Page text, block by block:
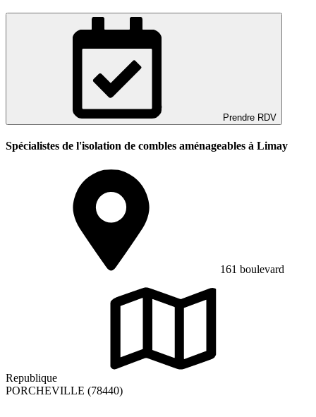
Prendre RDV
Spécialistes de l'isolation de combles aménageables à Limay
161 boulevard
Republique
PORCHEVILLE (78440)